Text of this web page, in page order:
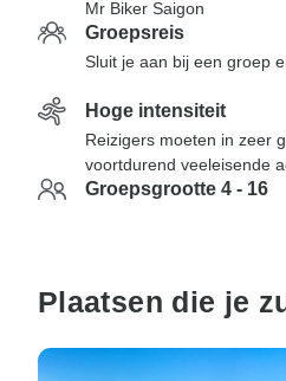
Mr Biker Saigon
Groepsreis
Sluit je aan bij een groep
Hoge intensiteit
Reizigers moeten in zeer
voortdurend veeleisende
Groepsgrootte 4 - 16
Plaatsen die je